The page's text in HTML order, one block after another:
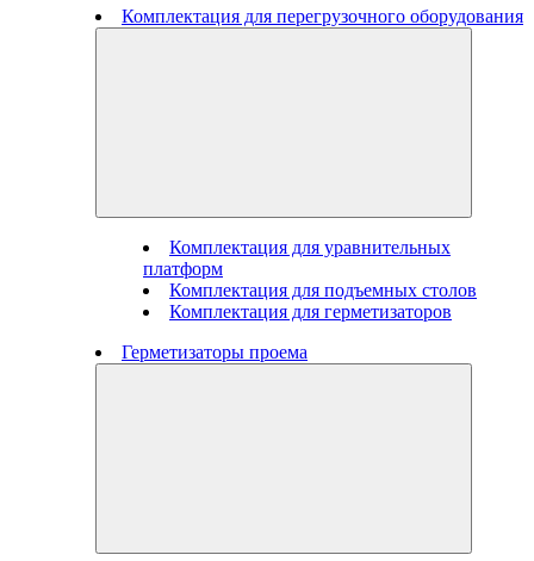
Комплектация для перегрузочного оборудования
Комплектация для уравнительных
платформ
Комплектация для подъемных столов
Комплектация для герметизаторов
Герметизаторы проема